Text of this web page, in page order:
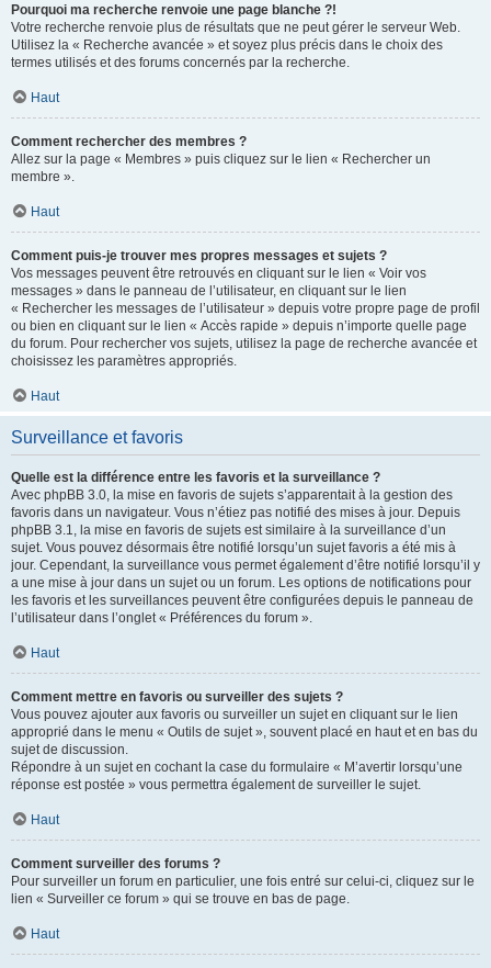
Pourquoi ma recherche renvoie une page blanche ?!
Votre recherche renvoie plus de résultats que ne peut gérer le serveur Web.
Utilisez la « Recherche avancée » et soyez plus précis dans le choix des
termes utilisés et des forums concernés par la recherche.
Haut
Comment rechercher des membres ?
Allez sur la page « Membres » puis cliquez sur le lien « Rechercher un
membre ».
Haut
Comment puis-je trouver mes propres messages et sujets ?
Vos messages peuvent être retrouvés en cliquant sur le lien « Voir vos
messages » dans le panneau de l’utilisateur, en cliquant sur le lien
« Rechercher les messages de l’utilisateur » depuis votre propre page de profil
ou bien en cliquant sur le lien « Accès rapide » depuis n’importe quelle page
du forum. Pour rechercher vos sujets, utilisez la page de recherche avancée et
choisissez les paramètres appropriés.
Haut
Surveillance et favoris
Quelle est la différence entre les favoris et la surveillance ?
Avec phpBB 3.0, la mise en favoris de sujets s’apparentait à la gestion des
favoris dans un navigateur. Vous n’étiez pas notifié des mises à jour. Depuis
phpBB 3.1, la mise en favoris de sujets est similaire à la surveillance d’un
sujet. Vous pouvez désormais être notifié lorsqu’un sujet favoris a été mis à
jour. Cependant, la surveillance vous permet également d’être notifié lorsqu’il y
a une mise à jour dans un sujet ou un forum. Les options de notifications pour
les favoris et les surveillances peuvent être configurées depuis le panneau de
l’utilisateur dans l’onglet « Préférences du forum ».
Haut
Comment mettre en favoris ou surveiller des sujets ?
Vous pouvez ajouter aux favoris ou surveiller un sujet en cliquant sur le lien
approprié dans le menu « Outils de sujet », souvent placé en haut et en bas du
sujet de discussion.
Répondre à un sujet en cochant la case du formulaire « M’avertir lorsqu’une
réponse est postée » vous permettra également de surveiller le sujet.
Haut
Comment surveiller des forums ?
Pour surveiller un forum en particulier, une fois entré sur celui-ci, cliquez sur le
lien « Surveiller ce forum » qui se trouve en bas de page.
Haut